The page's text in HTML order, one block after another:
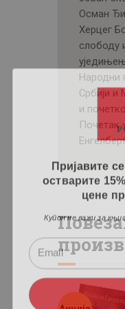
Осман
Херцег
слободу
Народни
Србији и
и
Почетак
Пријавите
остварите
цене